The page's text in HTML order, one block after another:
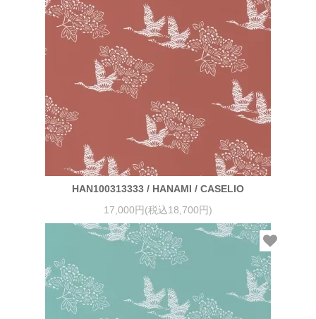
HAN100313333 / HANAMI / CASELIO
17,000円(税込18,700円)